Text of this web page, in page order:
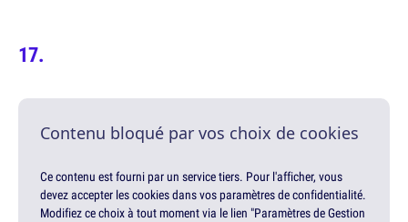
Contenu bloqué par vos choix de cookies
Ce contenu est fourni par un service tiers. Pour l'afficher, vous
devez accepter les cookies dans vos paramètres de confidentialité.
Modifiez ce choix à tout moment via le lien "Paramètres de Gestion